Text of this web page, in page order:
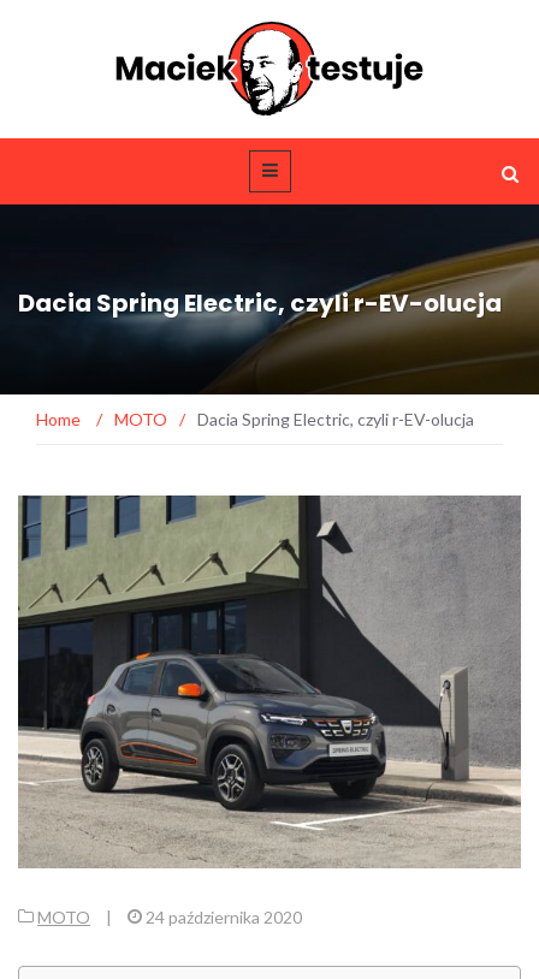
Dacia Spring Electric, czyli r-EV-olucja
Home / MOTO / Dacia Spring Electric, czyli r-EV-olucja
MOTO | 24 października 2020